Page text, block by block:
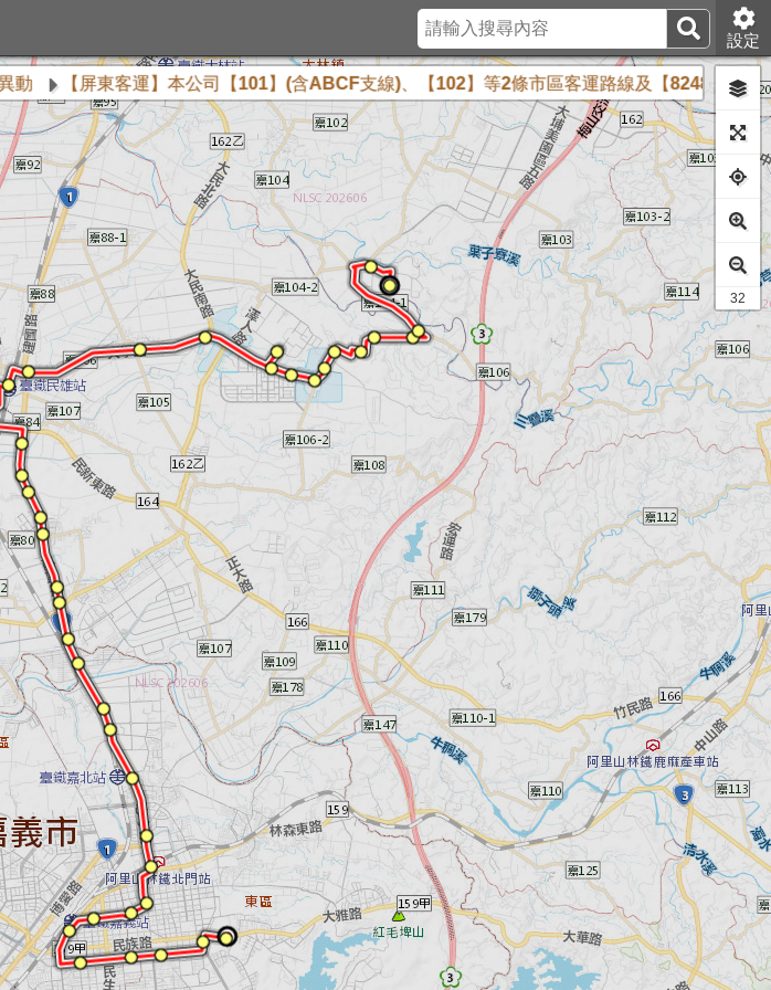
設定
【屏東客運】本公司【101】(含ABCF支線)、【102】等2條市區客運路線及【8248】公路客運路
20